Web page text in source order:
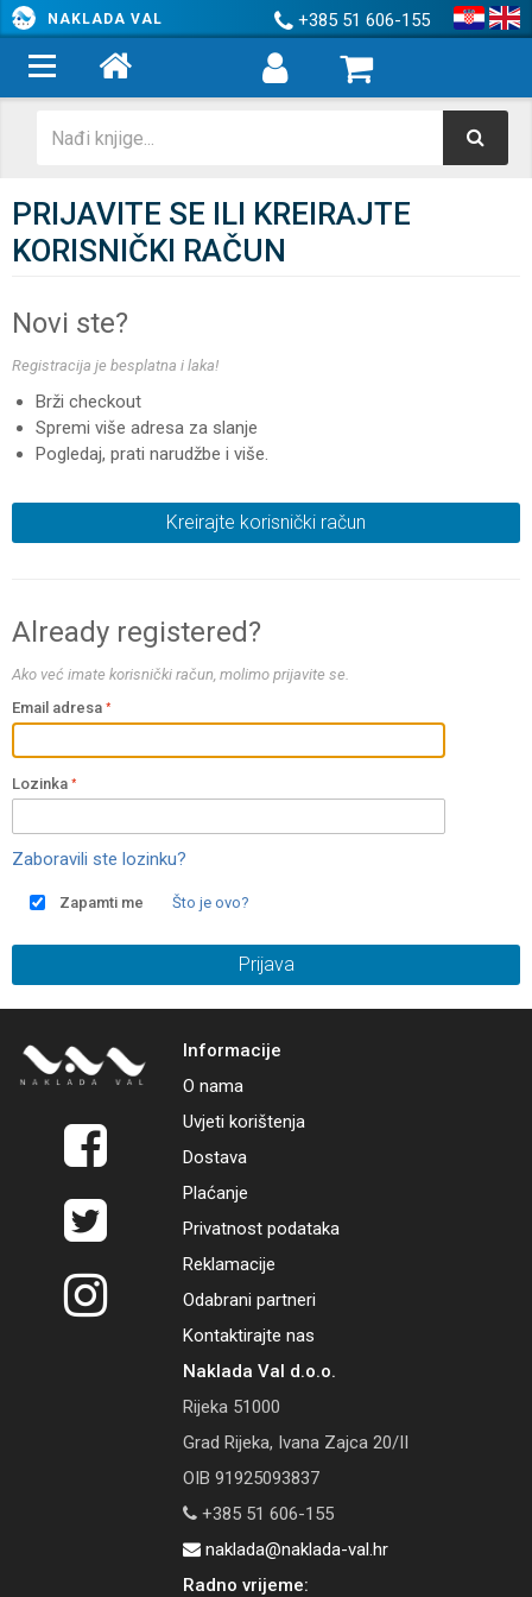
NAKLADA VAL +385 51 606-155
PRIJAVITE SE ILI KREIRAJTE
KORISNIČKI RAČUN
Novi ste?
Registracija je besplatna i laka!
Brži checkout
Spremi više adresa za slanje
Pogledaj, prati narudžbe i više.
Kreirajte korisnički račun
Already registered?
Ako već imate korisnički račun, molimo prijavite se.
Email adresa
Lozinka
Zaboravili ste lozinku?
Zapamti me Što je ovo?
Prijava
Informacije
O nama
Uvjeti korištenja
Dostava
Plaćanje
Privatnost podataka
Reklamacije
Odabrani partneri
Kontaktirajte nas
Naklada Val d.o.o.
Rijeka 51000
Grad Rijeka, Ivana Zajca 20/II
OIB 91925093837
+385 51 606-155
naklada@naklada-val.hr
Radno vrijeme: